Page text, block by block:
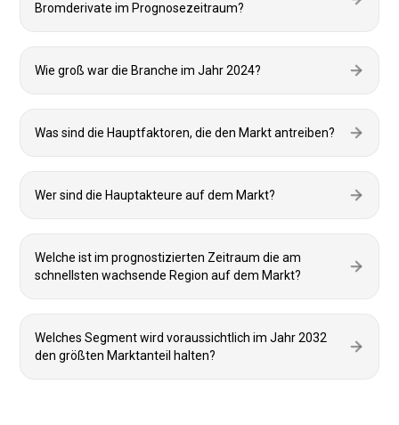
Bromderivate im Prognosezeitraum?
Wie groß war die Branche im Jahr 2024?
Was sind die Hauptfaktoren, die den Markt antreiben?
Wer sind die Hauptakteure auf dem Markt?
Welche ist im prognostizierten Zeitraum die am
schnellsten wachsende Region auf dem Markt?
Welches Segment wird voraussichtlich im Jahr 2032
den größten Marktanteil halten?